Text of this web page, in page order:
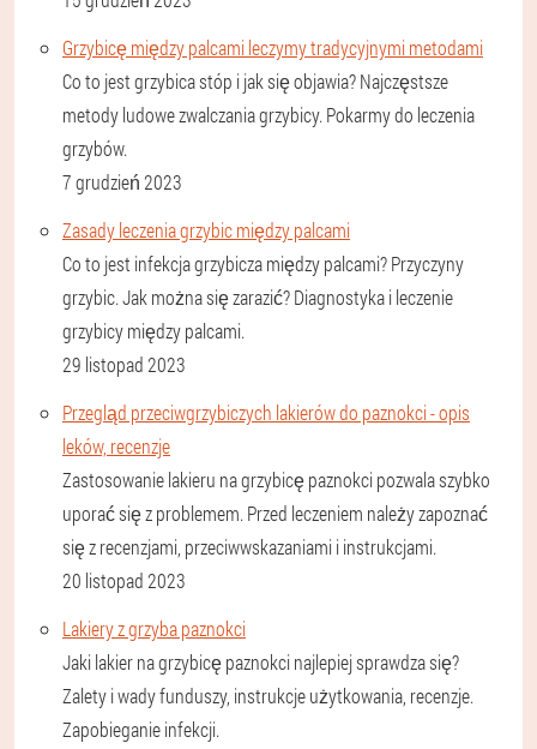
Grzybicę między palcami leczymy tradycyjnymi metodami
Co to jest grzybica stóp i jak się objawia? Najczęstsze
metody ludowe zwalczania grzybicy. Pokarmy do leczenia
grzybów.
7 grudzień 2023
Zasady leczenia grzybic między palcami
Co to jest infekcja grzybicza między palcami? Przyczyny
grzybic. Jak można się zarazić? Diagnostyka i leczenie
grzybicy między palcami.
29 listopad 2023
Przegląd przeciwgrzybiczych lakierów do paznokci - opis
leków, recenzje
Zastosowanie lakieru na grzybicę paznokci pozwala szybko
uporać się z problemem. Przed leczeniem należy zapoznać
się z recenzjami, przeciwwskazaniami i instrukcjami.
20 listopad 2023
Lakiery z grzyba paznokci
Jaki lakier na grzybicę paznokci najlepiej sprawdza się?
Zalety i wady funduszy, instrukcje użytkowania, recenzje.
Zapobieganie infekcji.